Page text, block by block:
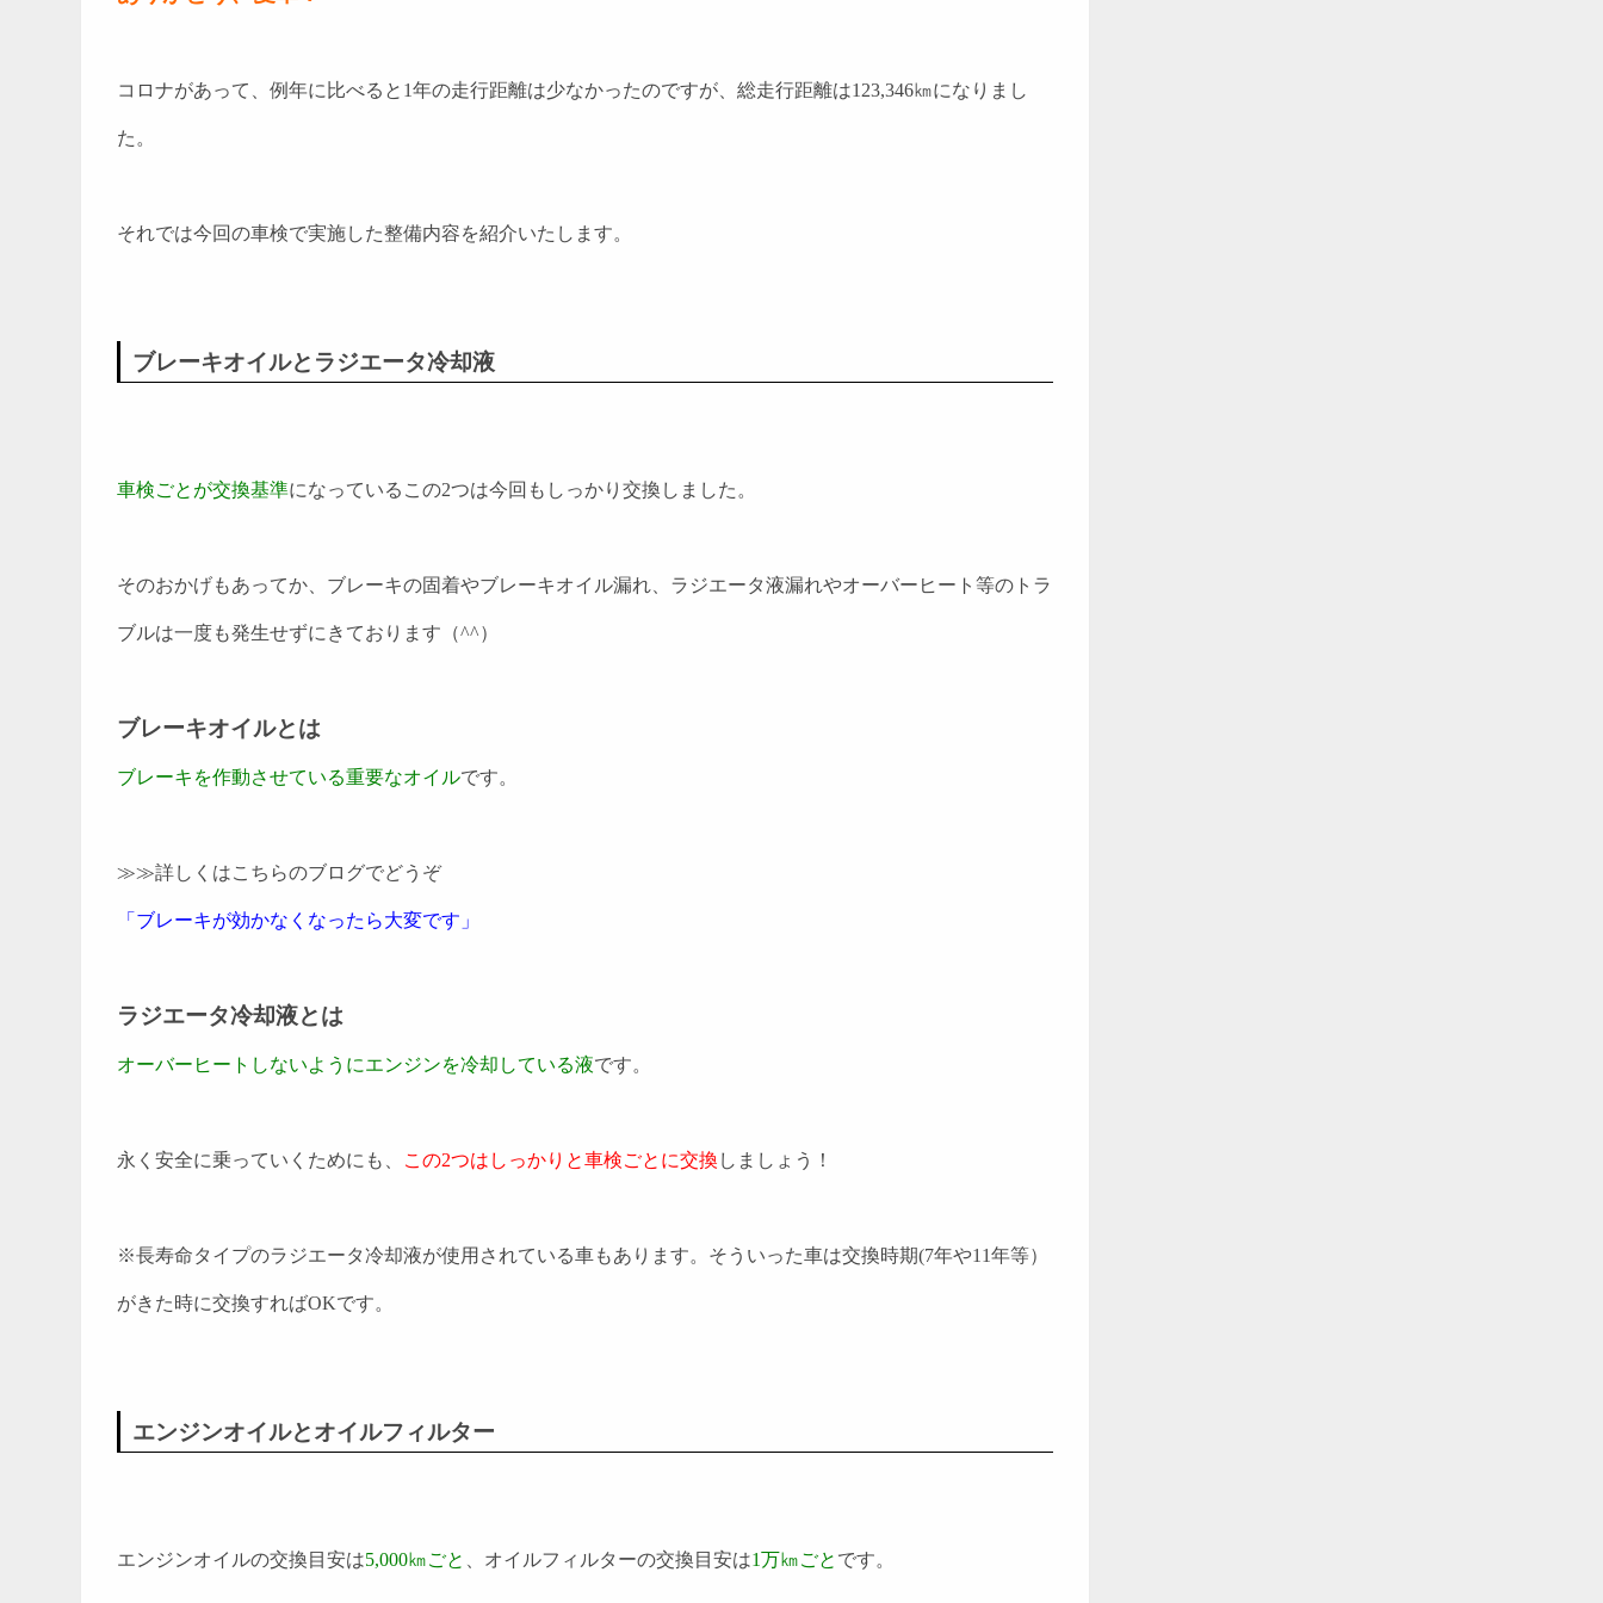
コロナがあって、例年に比べると1年の走行距離は少なかったのですが、総走行距離は123,346㎞になりまし
た。
それでは今回の車検で実施した整備内容を紹介いたします。
ブレーキオイルとラジエータ冷却液
車検ごとが交換基準になっているこの2つは今回もしっかり交換しました。
そのおかげもあってか、ブレーキの固着やブレーキオイル漏れ、ラジエータ液漏れやオーバーヒート等のトラ
ブルは一度も発生せずにきております（^^）
ブレーキオイルとは
ブレーキを作動させている重要なオイルです。
≫≫詳しくはこちらのブログでどうぞ
「ブレーキが効かなくなったら大変です」
ラジエータ冷却液とは
オーバーヒートしないようにエンジンを冷却している液です。
永く安全に乗っていくためにも、 この2つはしっかりと車検ごとに交換 しましょう！
※長寿命タイプのラジエータ冷却液が使用されている車もあります。そういった車は交換時期(7年や11年等）
がきた時に交換すればOKです。
エンジンオイルとオイルフィルター
エンジンオイルの交換目安は5,000㎞ごと 、オイルフィルターの交換目安は1万㎞ごと です。